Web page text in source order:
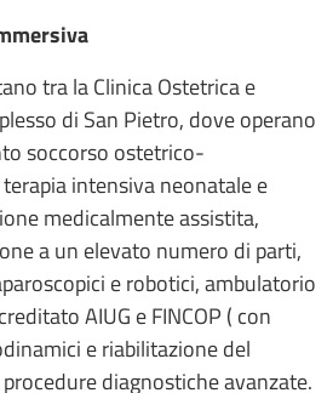
tra la Clinica Ostetrica e
di San Pietro, dove operano
soccorso ostetrico-
intensiva neonatale e
medicalmente assistita,
a un elevato numero di parti,
e robotici, ambulatorio
AIUG e FINCOP ( con
e riabilitazione del
diagnostiche avanzate.